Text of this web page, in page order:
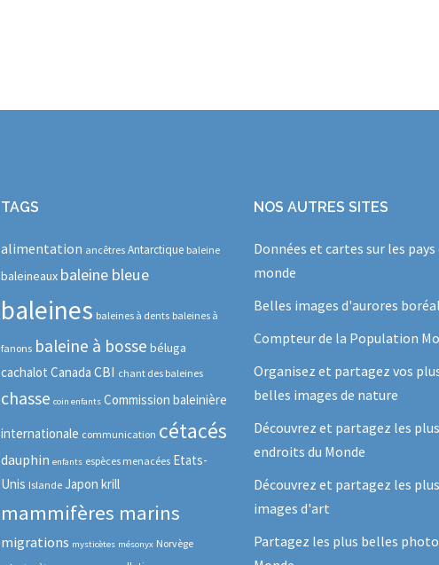
TAGS
alimentation ancêtres Antarctique baleine
baleineaux baleine bleue
baleines baleines à dents baleines à
fanons baleine à bosse béluga
cachalot Canada CBI chant des baleines
chasse coin enfants Commission baleinière
internationale communication cétacés
dauphin enfants espèces menacées Etats-
Unis Islande Japon krill
mammifères marins
migrations mysticètes mésonyx Norvège
NOS AUTRES SITES
Données et cartes sur les pays
monde
Belles images d'aurores
Compteur de la Population
Organisez et partagez vos
belles images de nature
Découvrez et partagez les
endroits du Monde
Découvrez et partagez les
images d'art
Partagez les plus belles